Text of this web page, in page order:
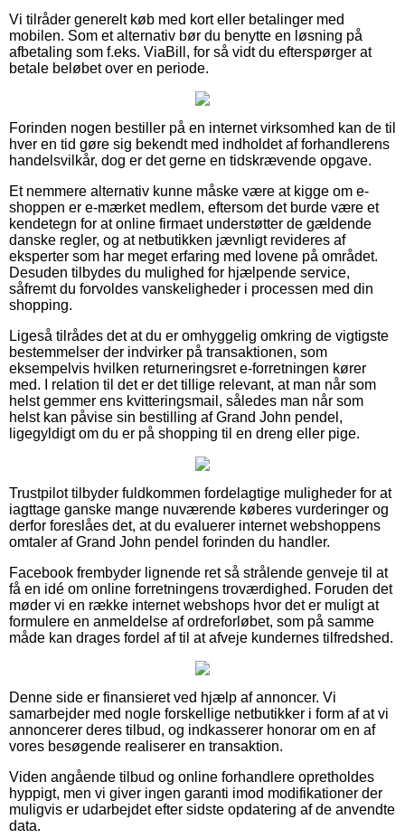
Vi tilråder generelt køb med kort eller betalinger med
mobilen. Som et alternativ bør du benytte en løsning på
afbetaling som f.eks. ViaBill, for så vidt du efterspørger at
betale beløbet over en periode.
Forinden nogen bestiller på en internet virksomhed kan de til
hver en tid gøre sig bekendt med indholdet af forhandlerens
handelsvilkår, dog er det gerne en tidskrævende opgave.
Et nemmere alternativ kunne måske være at kigge om e-
shoppen er e-mærket medlem, eftersom det burde være et
kendetegn for at online firmaet understøtter de gældende
danske regler, og at netbutikken jævnligt revideres af
eksperter som har meget erfaring med lovene på området.
Desuden tilbydes du mulighed for hjælpende service,
såfremt du forvoldes vanskeligheder i processen med din
shopping.
Ligeså tilrådes det at du er omhyggelig omkring de vigtigste
bestemmelser der indvirker på transaktionen, som
eksempelvis hvilken returneringsret e-forretningen kører
med. I relation til det er det tillige relevant, at man når som
helst gemmer ens kvitteringsmail, således man når som
helst kan påvise sin bestilling af Grand John pendel,
ligegyldigt om du er på shopping til en dreng eller pige.
Trustpilot tilbyder fuldkommen fordelagtige muligheder for at
iagttage ganske mange nuværende køberes vurderinger og
derfor foreslåes det, at du evaluerer internet webshoppens
omtaler af Grand John pendel forinden du handler.
Facebook frembyder lignende ret så strålende genveje til at
få en idé om online forretningens troværdighed. Foruden det
møder vi en række internet webshops hvor det er muligt at
formulere en anmeldelse af ordreforløbet, som på samme
måde kan drages fordel af til at afveje kundernes tilfredshed.
Denne side er finansieret ved hjælp af annoncer. Vi
samarbejder med nogle forskellige netbutikker i form af at vi
annoncerer deres tilbud, og indkasserer honorar om en af
vores besøgende realiserer en transaktion.
Viden angående tilbud og online forhandlere opretholdes
hyppigt, men vi giver ingen garanti imod modifikationer der
muligvis er udarbejdet efter sidste opdatering af de anvendte
data.